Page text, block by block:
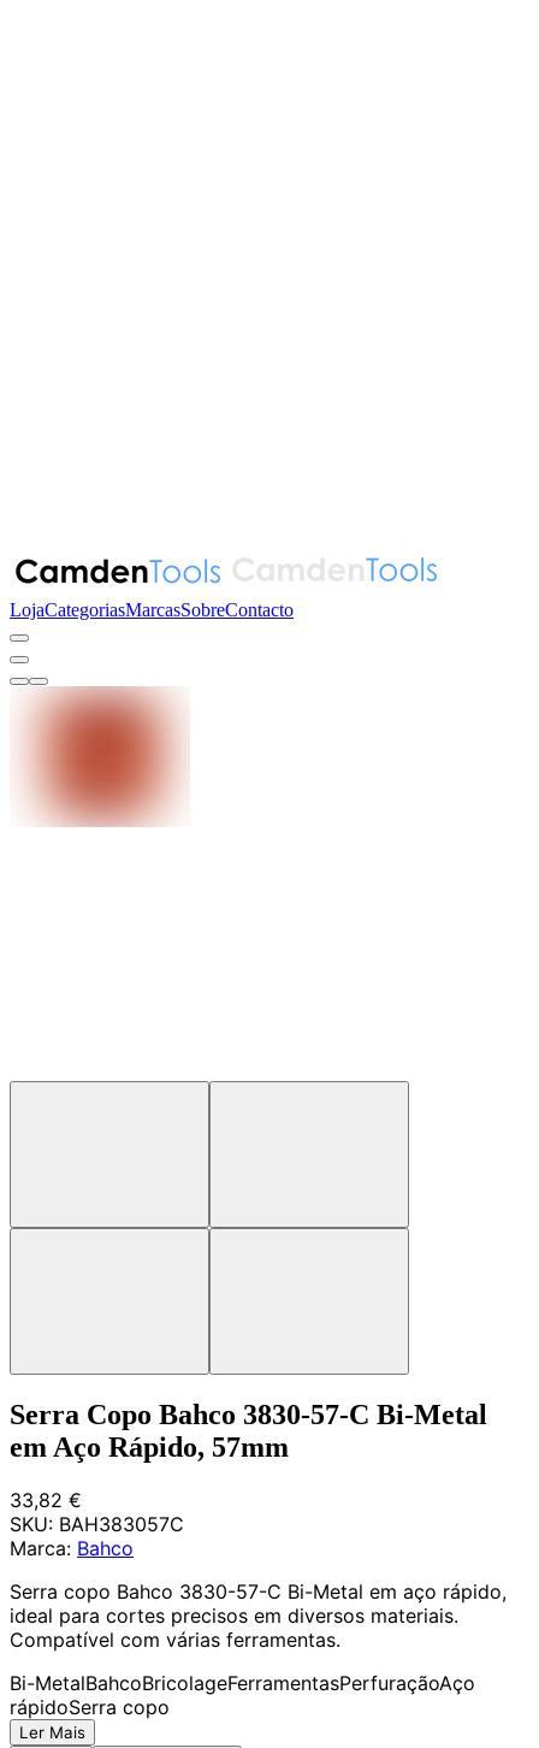
LojaCategoriasMarcasSobreContacto
Serra Copo Bahco 3830-57-C Bi-Metal
em Aço Rápido, 57mm
33,82 €
SKU: BAH383057C
Marca: Bahco
Serra copo Bahco 3830-57-C Bi-Metal em aço rápido,
ideal para cortes precisos em diversos materiais.
Compatível com várias ferramentas.
Bi-MetalBahcoBricolageFerramentasPerfuraçãoAço
rápidoSerra copo
Ler Mais